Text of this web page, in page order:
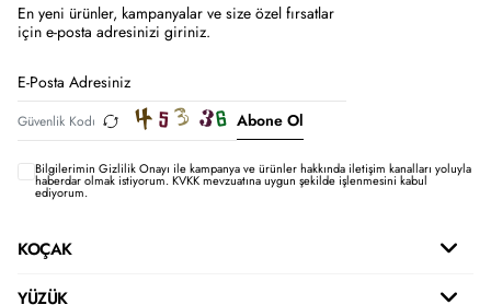
En yeni ürünler, kampanyalar ve size özel fırsatlar
için e-posta adresinizi giriniz.
Abone Ol
Bilgilerimin Gizlilik Onayı ile kampanya ve ürünler hakkında iletişim kanalları yoluyla
haberdar olmak istiyorum.KVKK mevzuatına uygun şekilde işlenmesini kabul
ediyorum.
KOÇAK
YÜZÜK